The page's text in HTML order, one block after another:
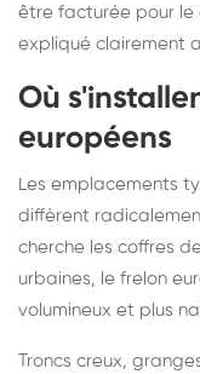
être facturée pour
expliqué clairement
Où
européens
Les emplacements
diffèrent
cherche les coffres
urbaines, le frelon
volumineux et plus
Troncs creux,